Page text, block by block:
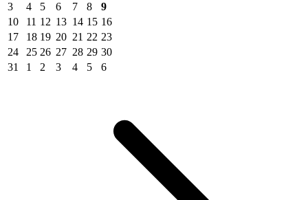
3
4 5 6 7 8
9
10
11 12 13 14 15 16
17
18 19 20 21 22 23
24
25 26 27 28 29 30
31
1 2 3 4 5 6